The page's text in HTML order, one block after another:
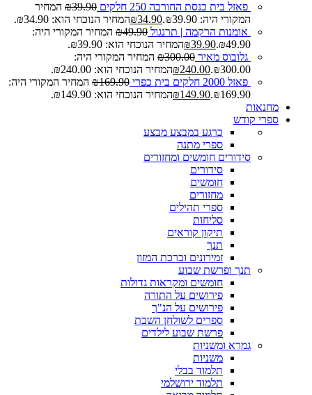
פאזל בית כנסת החורבה 250 חלקים ₪39.90
המחיר
המקורי היה: ₪39.90.
₪34.90
המחיר הנוכחי הוא: ₪34.90.
אומנות הרקמה | תרנגול
₪49.90
המחיר המקורי היה:
₪49.90.
₪39.90
המחיר הנוכחי הוא: ₪39.90.
גלובוס מאיר
₪300.00
המחיר המקורי היה:
₪300.00.
₪240.00
המחיר הנוכחי הוא: ₪240.00.
פאזל 2000 חלקים בית כפרי
₪169.90
המחיר המקורי היה:
₪169.90.
₪149.90
המחיר הנוכחי הוא: ₪149.90.
מחנאות
ספרי קודש
כרגע במבצע מבצע
ספרי מתנה
סידורים חומשים ומחזורים
סידורים
חומשים
מחזורים
ספרי תהילים
סליחות
תיקון קוראים
תנך
זמירונים וברכת המזון
תנך ופרשת שבוע
חומשים ומקראות גדולות
פירושים על התורה
פירושים על הנ"ך
ספרים לשולחן השבת
פרשת שבוע לילדים
גמרא ומשניות
משניות
תלמוד בבלי
תלמוד ירושלמי